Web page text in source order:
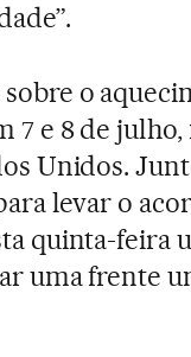
o
7 e 8 de julho,
Unidos.
levar o
quinta-feira
uma frente